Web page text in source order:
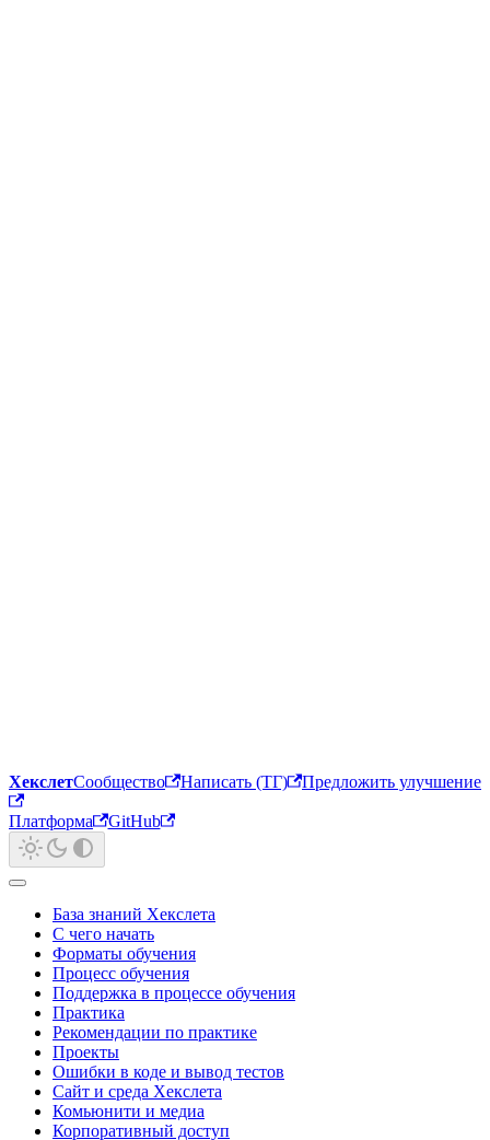
ХекслетСообщество Написать (ТГ) Предложить улучшение
Платформа GitHub
База знаний Хекслета
С чего начать
Форматы обучения
Процесс обучения
Поддержка в процессе обучения
Практика
Рекомендации по практике
Проекты
Ошибки в коде и вывод тестов
Сайт и среда Хекслета
Комьюнити и медиа
Корпоративный доступ